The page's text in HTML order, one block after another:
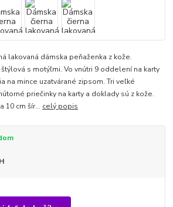
lakovaná dámska peňaženka z kože.
s motýľmi. Vo vnútri 9 oddelení na karty
na mince uzatvárané zipsom. Tri veľké
priečinky na karty a doklady sú z kože.
10 cm šír... celý popis